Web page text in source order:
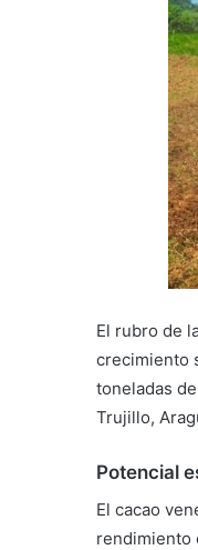
El rubro de
crecimiento
toneladas
Trujillo,
Potencial
El cacao
rendimiento